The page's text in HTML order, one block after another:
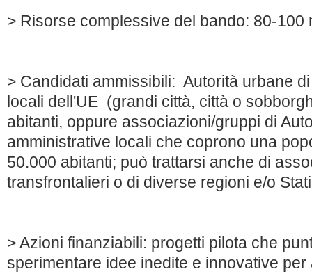
> Risorse complessive del bando: 80-100
> Candidati ammissibili: Autorità urbane
locali dell'UE (grandi città, città o
abitanti, oppure associazioni/gruppi di
amministrative locali che coprono una
50.000 abitanti; può trattarsi anche di
transfrontalieri o di diverse regioni e/o
> Azioni finanziabili: progetti pilota che
sperimentare idee inedite e innovative